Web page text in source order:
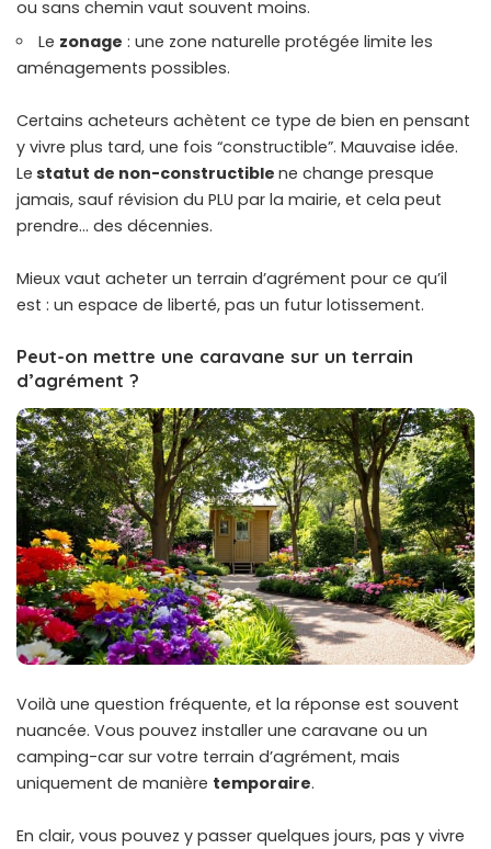
ou sans chemin vaut souvent moins.
Le zonage : une zone naturelle protégée limite les
aménagements possibles.
Certains acheteurs achètent ce type de bien en pensant
y vivre plus tard, une fois “constructible”. Mauvaise idée.
Le statut de non-constructible ne change presque
jamais, sauf révision du PLU par la mairie, et cela peut
prendre… des décennies.
Mieux vaut acheter un terrain d’agrément pour ce qu’il
est : un espace de liberté, pas un futur lotissement.
Peut-on mettre une caravane sur un terrain
d’agrément ?
Voilà une question fréquente, et la réponse est souvent
nuancée. Vous pouvez installer une caravane ou un
camping-car sur votre terrain d’agrément, mais
uniquement de manière temporaire.
En clair, vous pouvez y passer quelques jours, pas y vivre